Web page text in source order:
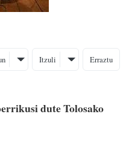
Itzuli Erraztu
dute Tolosako